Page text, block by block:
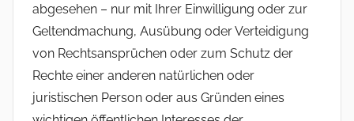
abgesehen – nur mit Ihrer Einwilligung oder zur
Geltendmachung, Ausübung oder Verteidigung
von Rechtsansprüchen oder zum Schutz der
Rechte einer anderen natürlichen oder
juristischen Person oder aus Gründen eines